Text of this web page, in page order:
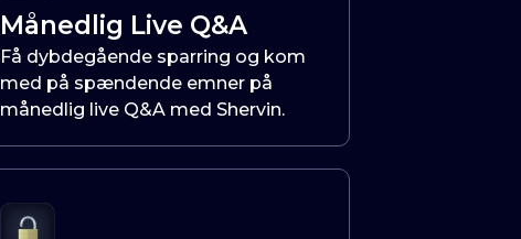
Månedlig Live Q&A
Få dybdegående sparring og kom
med på spændende emner på
månedlig live Q&A med Shervin.